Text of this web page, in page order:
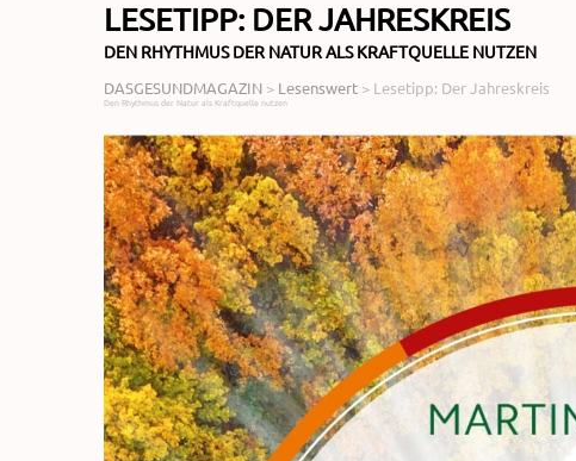
LESETIPP: DER JAHRESKREIS
DEN RHYTHMUS DER NATUR ALS KRAFTQUELLE NUTZEN
DASGESUNDMAGAZIN > Lesenswert > Lesetipp: Der Jahreskreis
Den Rhythmus der Natur als Kraftquelle nutzen